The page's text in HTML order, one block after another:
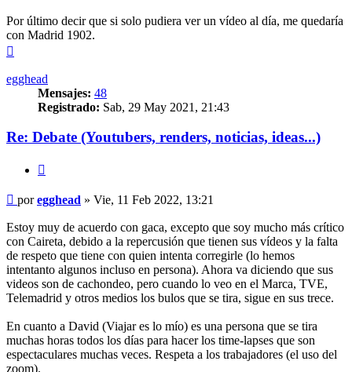
Por último decir que si solo pudiera ver un vídeo al día, me quedaría
con Madrid 1902.
egghead
Mensajes: 48
Registrado: Sab, 29 May 2021, 21:43
Re: Debate (Youtubers, renders, noticias, ideas...)
Mensaje
poregghead » Vie, 11 Feb 2022, 13:21
Estoy muy de acuerdo con gaca, excepto que soy mucho más crítico
con Caireta, debido a la repercusión que tienen sus vídeos y la falta
de respeto que tiene con quien intenta corregirle (lo hemos
intentanto algunos incluso en persona). Ahora va diciendo que sus
videos son de cachondeo, pero cuando lo veo en el Marca, TVE,
Telemadrid y otros medios los bulos que se tira, sigue en sus trece.
En cuanto a David (Viajar es lo mío) es una persona que se tira
muchas horas todos los días para hacer los time-lapses que son
espectaculares muchas veces. Respeta a los trabajadores (el uso del
zoom).